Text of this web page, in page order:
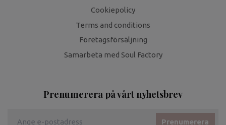
Cookiepolicy
Terms and conditions
Företagsförsäljning
Samarbeta med Soul Factory
Prenumerera på vårt nyhetsbrev
Prenumerera